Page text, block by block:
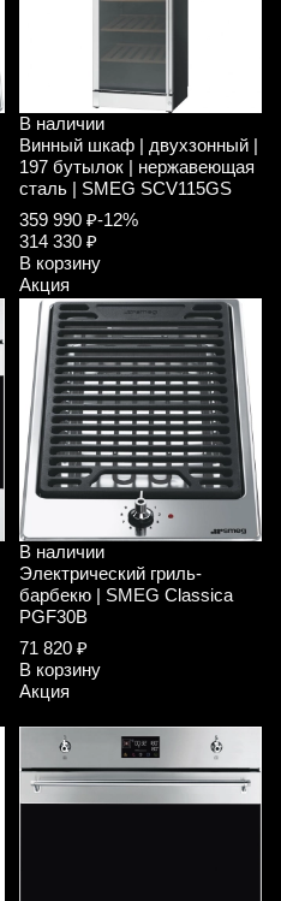
В наличии
Винный шкаф | двухзонный |
197 бутылок | нержавеющая
сталь | SMEG SCV115GS
359 990 ₽-12%
314 330 ₽
В корзину
Акция
В наличии
Электрический гриль-
барбекю | SMEG Classica
PGF30B
71 820 ₽
В корзину
Акция